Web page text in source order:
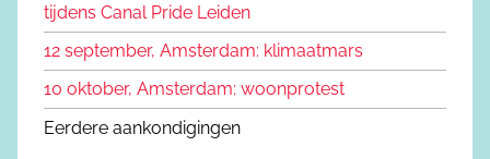
tijdens Canal Pride Leiden
12 september, Amsterdam: klimaatmars
10 oktober, Amsterdam: woonprotest
Eerdere aankondigingen